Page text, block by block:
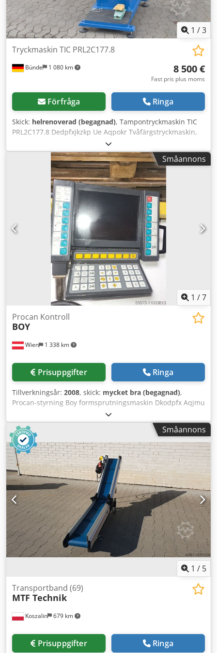
för all industriutrustning. Yorick Diebels
1 /3
Bünde 1 080 km
Tryckmaskin TIC PRL2C177.8
8 500 €
Fast pris plus moms
Förfråga Ringa
Skick: helrenoverad (begagnad), Tampontryckmaskin TIC
PRL2C177.8 Dedpfxjkzkp Ue Aqpokr Tvåfärgstryckmaskin,
golvmodell, elektropneumatisk styrning, slutet färgsystem,
färgkopp Ø 110 mm, klichéstorlek (BxD): 2 x 125 x 275 mm,
höjdjusterbart arbetsbord med spindel och 10 stationer,
stämpeltryck 168 kg vid 6 bar,
Småannons
1 /7
Wien 1 338 km
Procan Kontroll
BOY
Prisuppgifter Ringa
Tillverkningsår: 2008, skick: mycket bra (begagnad),
Procan-styrning Boy formsprutningsmaskin Dkodpfx Aqjmu
Småannons
1 / 5
Koszalin 679 km
Transportband (69)
MTF Technik
Prisuppgifter Ringa